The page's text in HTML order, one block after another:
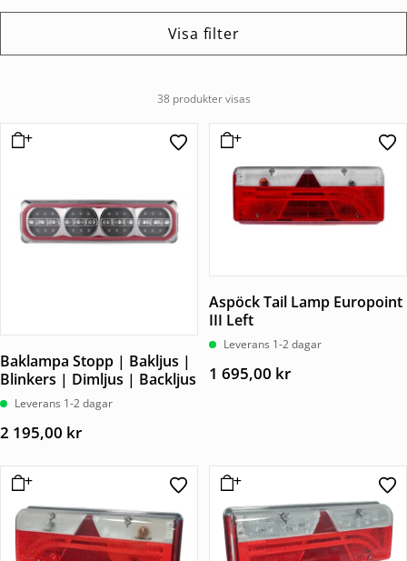
Visa filter
38 produkter visas
Baklampa Stopp | Bakljus |
Blinkers | Dimljus | Backljus
Leverans 1-2 dagar
2 195,00 kr
Aspöck Tail Lamp Europoint
III Left
Leverans 1-2 dagar
1 695,00 kr